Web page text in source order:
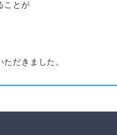
ことが
だきました。